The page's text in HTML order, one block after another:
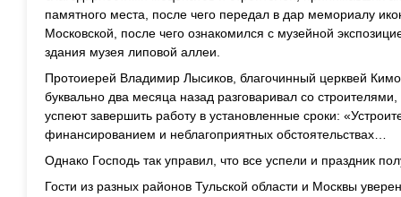
памятного места, после чего передал в дар мемориалу
Московской, после чего ознакомился с музейной
здания музея липовой аллеи.
Протоиерей Владимир Лысиков, благочинный церквей
буквально два месяца назад разговаривал со
успеют завершить работу в установленные сроки:
финансированием и неблагоприятных обстоятельствах…
Однако Господь так управил, что все успели и праздник
Гости из разных районов Тульской области и Москвы